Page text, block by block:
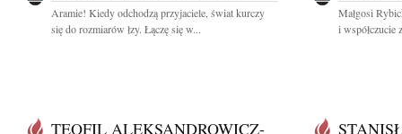
Aramie! Kiedy odchodzą przyjaciele, świat kurczy
się do rozmiarów łzy. Łączę się w...
Małgosi
i współczucie
TEOFIL ALEKSANDROWICZ-